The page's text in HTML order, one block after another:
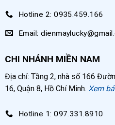
Cụm chỉnh áp: gồm
áp giúp theo dõi áp
trí cần bảo dưỡng
Van an toàn: tự động
quá ngưỡng cho
Dây dẫn mỡ: dàu 4m,
Hotline 2: 0935.459.166
Email:
CHI NHÁNH MIỀN NAM
Địa chỉ: Tầng 2, nhà số 166
16, Quận 8, Hồ Chí Minh. Xem
Hotline 1: 097.331.8910